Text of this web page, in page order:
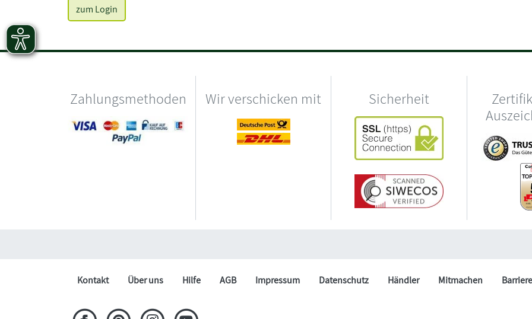
zum Login
Zahlungsmethoden Wir verschicken mit Sicherheit
Kontakt Über uns Hilfe AGB Impressum Datenschutz Händler Mitmachen